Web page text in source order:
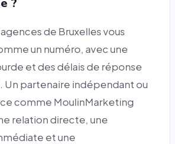
de Bruxelles vous
un numéro, avec une
et des délais de réponse
Un partenaire indépendant ou
comme MoulinMarketing
relation directe, une
et une